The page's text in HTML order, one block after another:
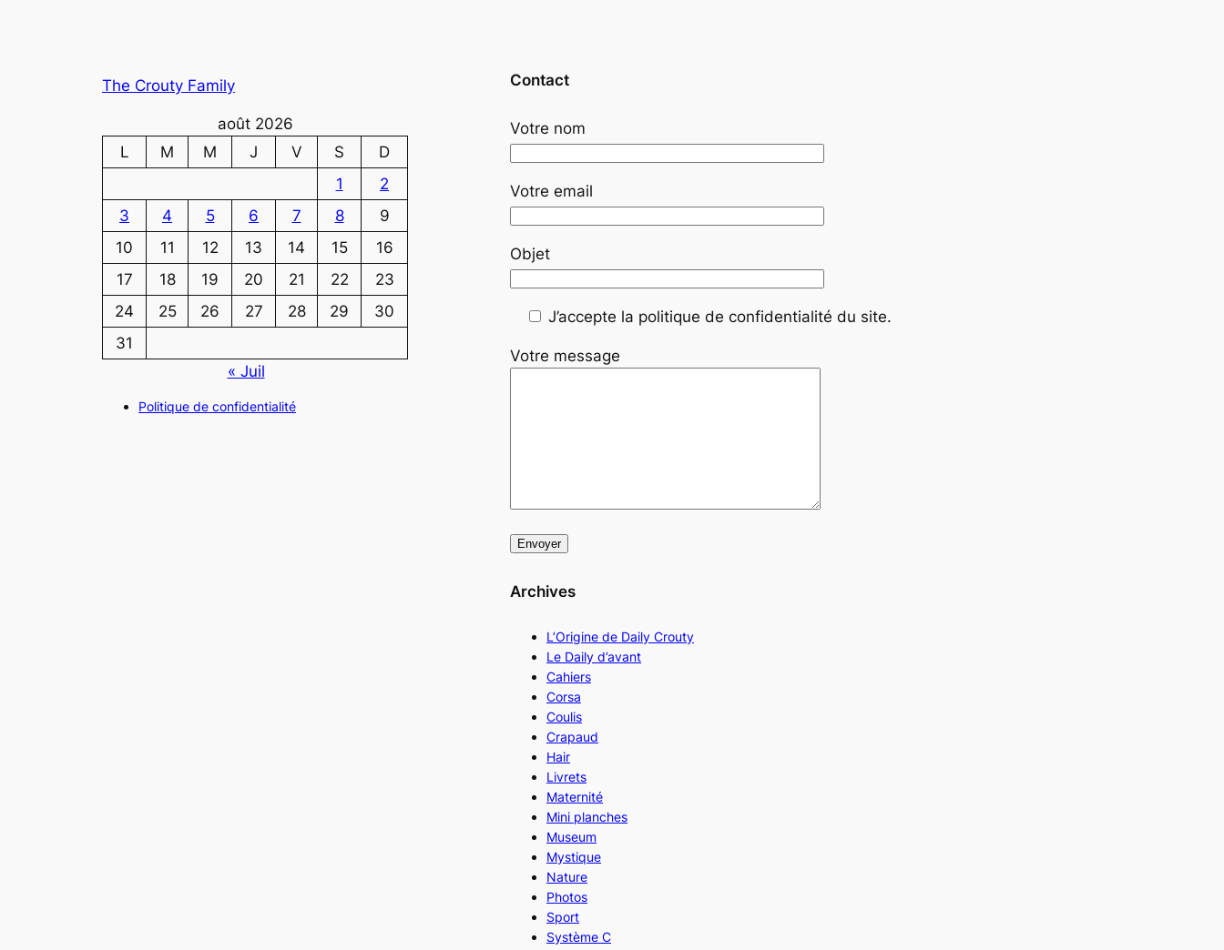
The Crouty Family
août 2026
L
M M J V S
D
1
2
3
4 5 6 7 8
9
10
11 12 13 14 15
16
17
18 19 20 21 22
23
24
25 26 27 28 29
30
31
« Juil
Politique de confidentialité
Contact
Votre nom
Votre email
Objet
J’accepte la politique de confidentialité du site.
Votre message
Archives
L’Origine de Daily Crouty
Le Daily d’avant
Cahiers
Corsa
Coulis
Crapaud
Hair
Livrets
Maternité
Mini planches
Museum
Mystique
Nature
Photos
Sport
Système C